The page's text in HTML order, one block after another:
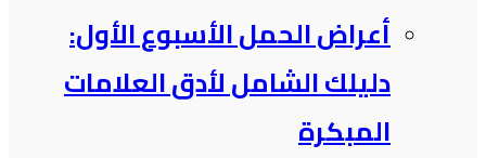
أعراض الحمل الأسبوع الأول:
دليلك الشامل لأدق العلامات
المبكرة